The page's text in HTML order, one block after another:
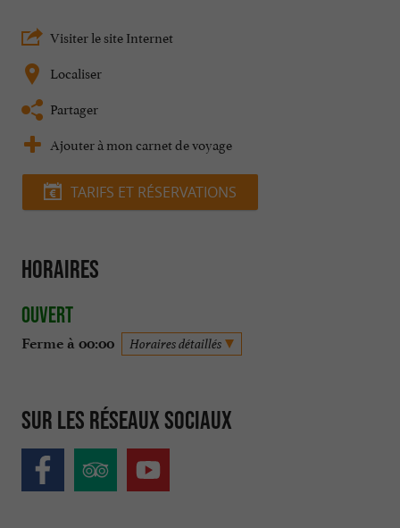
Visiter le site Internet
Localiser
Partager
Ajouter à mon carnet de voyage
TARIFS ET RÉSERVATIONS
Horaires
Ouvert
Ferme à 00:00 Horaires détaillés
Sur les réseaux sociaux